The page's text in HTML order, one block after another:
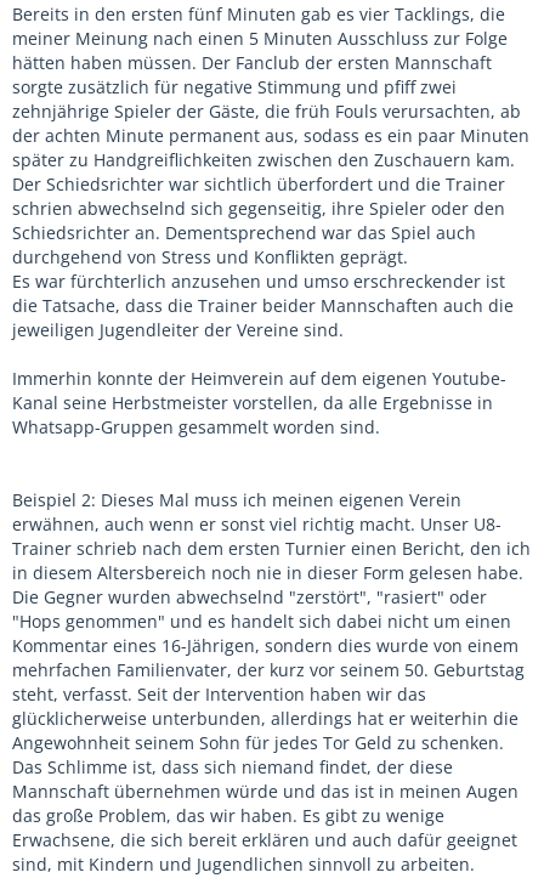
Bereits in den ersten fünf Minuten gab es vier Tacklings, die
meiner Meinung nach einen 5 Minuten Ausschluss zur Folge
hätten haben müssen. Der Fanclub der ersten Mannschaft
sorgte zusätzlich für negative Stimmung und pfiff zwei
zehnjährige Spieler der Gäste, die früh Fouls verursachten, ab
der achten Minute permanent aus, sodass es ein paar Minuten
später zu Handgreiflichkeiten zwischen den Zuschauern kam.
Der Schiedsrichter war sichtlich überfordert und die Trainer
schrien abwechselnd sich gegenseitig, ihre Spieler oder den
Schiedsrichter an. Dementsprechend war das Spiel auch
durchgehend von Stress und Konflikten geprägt.
Es war fürchterlich anzusehen und umso erschreckender ist
die Tatsache, dass die Trainer beider Mannschaften auch die
jeweiligen Jugendleiter der Vereine sind.
Immerhin konnte der Heimverein auf dem eigenen Youtube-
Kanal seine Herbstmeister vorstellen, da alle Ergebnisse in
Whatsapp-Gruppen gesammelt worden sind.
Beispiel 2: Dieses Mal muss ich meinen eigenen Verein
erwähnen, auch wenn er sonst viel richtig macht. Unser U8-
Trainer schrieb nach dem ersten Turnier einen Bericht, den ich
in diesem Altersbereich noch nie in dieser Form gelesen habe.
Die Gegner wurden abwechselnd "zerstört", "rasiert" oder
"Hops genommen" und es handelt sich dabei nicht um einen
Kommentar eines 16-Jährigen, sondern dies wurde von einem
mehrfachen Familienvater, der kurz vor seinem 50. Geburtstag
steht, verfasst. Seit der Intervention haben wir das
glücklicherweise unterbunden, allerdings hat er weiterhin die
Angewohnheit seinem Sohn für jedes Tor Geld zu schenken.
Das Schlimme ist, dass sich niemand findet, der diese
Mannschaft übernehmen würde und das ist in meinen Augen
das große Problem, das wir haben. Es gibt zu wenige
Erwachsene, die sich bereit erklären und auch dafür geeignet
sind, mit Kindern und Jugendlichen sinnvoll zu arbeiten.